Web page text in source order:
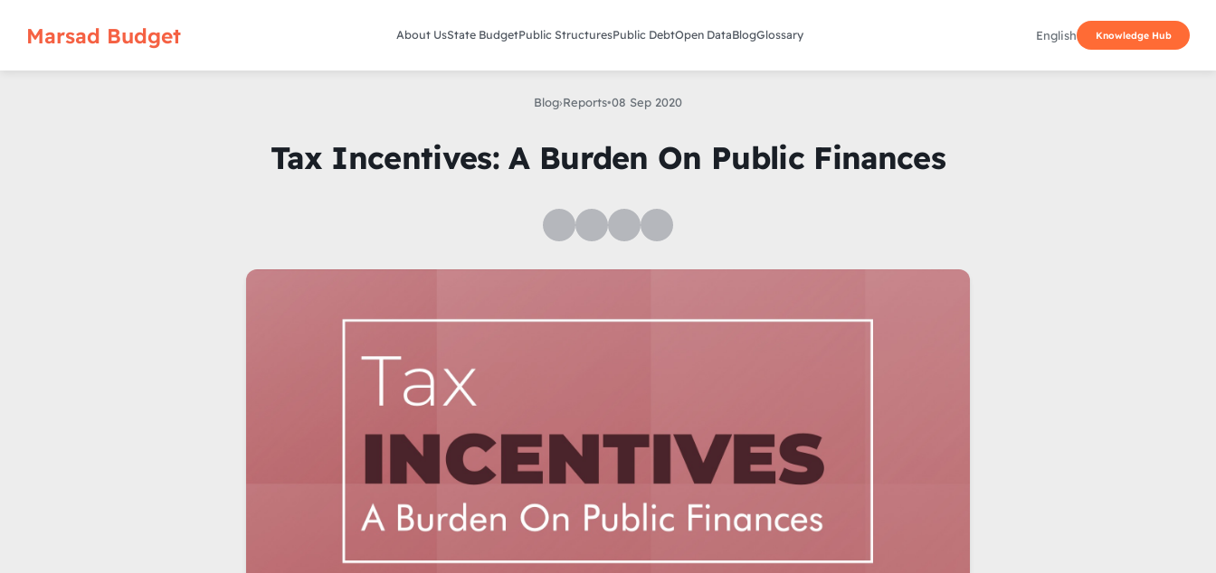
Marsad Budget About UsState BudgetPublic StructuresPublic DebtOpen DataBlogGlossary English Knowledge Hub
Blog›Reports•08 Sep 2020
Tax Incentives: A Burden On Public Finances